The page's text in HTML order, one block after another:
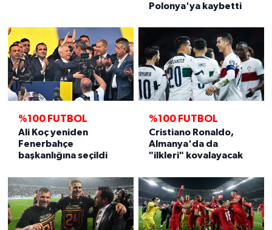
Polonya'ya kaybetti
%100 FUTBOL
Ali Koç yeniden
Fenerbahçe
başkanlığına seçildi
%100 FUTBOL
Cristiano Ronaldo,
Almanya'da da
"ilkleri" kovalayacak